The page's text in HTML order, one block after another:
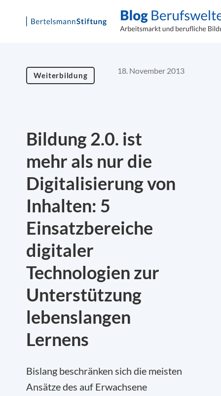
content
Weiterbildung 18. November 2013
Bildung 2.0. ist
mehr als nur die
Digitalisierung von
Inhalten: 5
Einsatzbereiche
digitaler
Technologien zur
Unterstützung
lebenslangen
Lernens
Bislang beschränken sich die meisten
Ansätze des auf Erwachsene